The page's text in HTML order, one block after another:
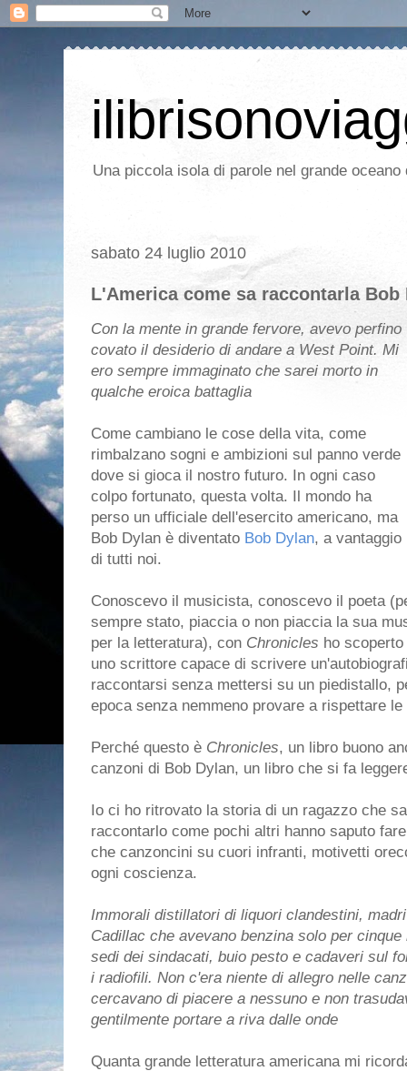
Una piccola isola di parole nel grande
sabato 24 luglio 2010
L'America come sa raccontarla Bob
Con la mente in grande fervore, avevo perfino
covato il desiderio di andare a West Point. Mi
ero sempre immaginato che sarei morto in
qualche eroica battaglia
Come cambiano le cose della vita, come
rimbalzano sogni e ambizioni sul panno verde
dove si gioca il nostro futuro. In ogni caso
colpo fortunato, questa volta. Il mondo ha
perso un ufficiale dell'esercito americano, ma
Bob Dylan è diventato Bob Dylan, a vantaggio
di tutti noi.
Conoscevo il musicista, conoscevo il poeta
sempre stato, piaccia o non piaccia la sua
per la letteratura), con Chronicles ho
uno scrittore capace di scrivere
raccontarsi senza mettersi su un piedistallo,
epoca senza nemmeno provare a rispettare
Perché questo è Chronicles, un libro buono
canzoni di Bob Dylan, un libro che si fa
Io ci ho ritrovato la storia di un ragazzo che
raccontarlo come pochi altri hanno saputo
che canzoncini su cuori infranti, motivetti
ogni coscienza.
Immorali distillatori di liquori clandestini,
Cadillac che avevano benzina solo per
sedi dei sindacati, buio pesto e cadaveri sul
i radiofili. Non c'era niente di allegro nelle
cercavano di piacere a nessuno e non
gentilmente portare a riva dalle onde
Quanta grande letteratura americana mi